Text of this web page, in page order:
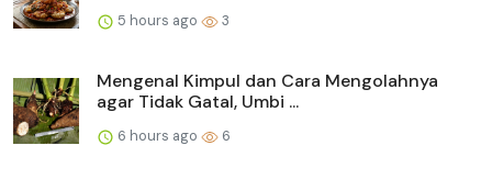
5 hours ago 3
Mengenal Kimpul dan Cara Mengolahnya
agar Tidak Gatal, Umbi ...
6 hours ago 6